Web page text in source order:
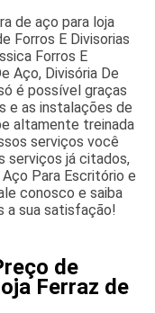
de aço para loja
Forros E Divisorias
Forros E
Aço, Divisória De
é possível graças
e as instalações de
altamente treinada
serviços você
serviços já citados,
Para Escritório e
conosco e saiba
a sua satisfação!
de
Ferraz de